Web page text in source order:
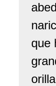
que